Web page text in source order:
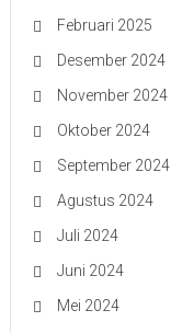
Februari 2025
Desember 2024
November 2024
Oktober 2024
September 2024
Agustus 2024
Juli 2024
Juni 2024
Mei 2024